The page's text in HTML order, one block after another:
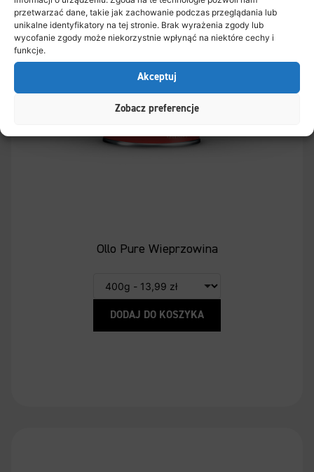
przetwarzać dane, takie jak zachowanie podczas przeglądania lub
unikalne identyfikatory na tej stronie. Brak wyrażenia zgody lub
wycofanie zgody może niekorzystnie wpłynąć na niektóre cechy i
funkcje.
Akceptuj
Zobacz preferencje
Ollo Pure Wieprzowina
DODAJ DO KOSZYKA